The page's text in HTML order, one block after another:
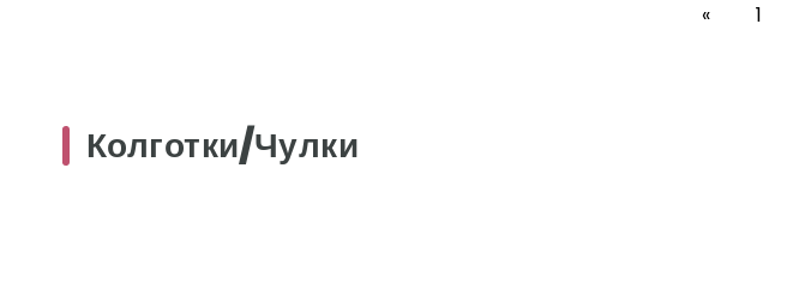
« 1
Колготки/Чулки